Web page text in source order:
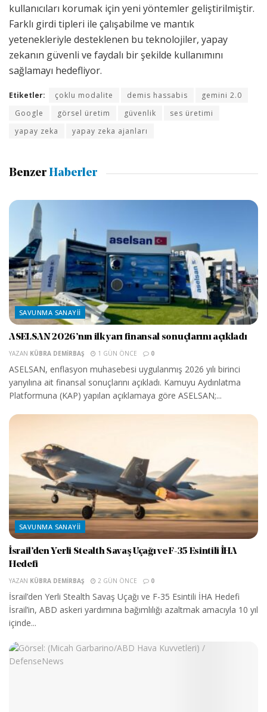
kullanıcıları korumak için yeni yöntemler geliştirilmiştir.
Farklı girdi tipleri ile çalışabilme ve mantık
yetenekleriyle desteklenen bu teknolojiler, yapay
zekanın güvenli ve faydalı bir şekilde kullanımını
sağlamayı hedefliyor.
Etiketler: çoklu modalite demis hassabis
gemini 2.0
Google
görsel üretim güvenlik
ses üretimi
yapay zeka
yapay zeka ajanları
Benzer Haberler
SAVUNMA SANAYII
ASELSAN 2026’nın ilk yarı finansal sonuçlarını açıkladı
YAZAN KÜBRA DEMIRBAŞ 1 GÜN ÖNCE 0
ASELSAN, enflasyon muhasebesi uygulanmış 2026 yılı birinci
yarıyılına ait finansal sonuçlarını açıkladı. Kamuyu Aydınlatma
Platformuna (KAP) yapılan açıklamaya göre ASELSAN;...
SAVUNMA SANAYII
İsrail’den Yerli Stealth Savaş Uçağı ve F-35 Esintili İHA
Hedefi
YAZAN KÜBRA DEMIRBAŞ 2 GÜN ÖNCE 0
İsrail’den Yerli Stealth Savaş Uçağı ve F-35 Esintili İHA Hedefi
İsrail’in, ABD askeri yardımına bağımlılığı azaltmak amacıyla 10 yıl
içinde...